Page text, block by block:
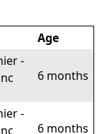
Age
-
6 months
-
6 months